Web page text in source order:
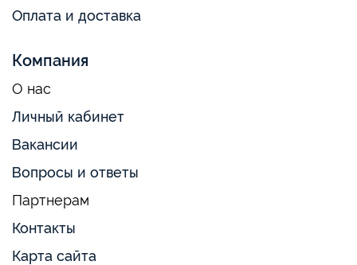
Оплата и доставка
Компания
О нас
Личный кабинет
Вакансии
Вопросы и ответы
Партнерам
Контакты
Карта сайта